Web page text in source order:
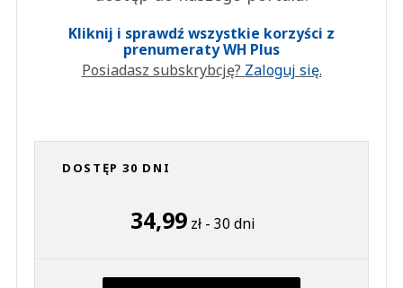
Kliknij i sprawdź wszystkie korzyści z
prenumeraty WH Plus
Posiadasz subskrybcję? Zaloguj się.
DOSTĘP 30 DNI
34,99 zł - 30 dni